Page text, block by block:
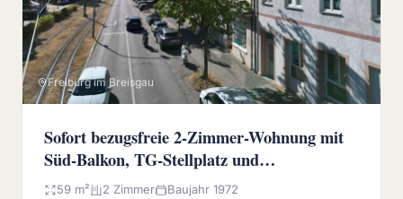
Freiburg im Breisgau
Sofort bezugsfreie 2-Zimmer-Wohnung mit
Süd-Balkon, TG-Stellplatz und
Wochenmarkt vor der Haustür
59 m² 2 Zimmer Baujahr 1972